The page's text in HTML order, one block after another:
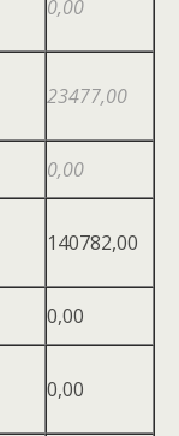
0,00
23477,00
0,00
140782,00
0,00
0,00